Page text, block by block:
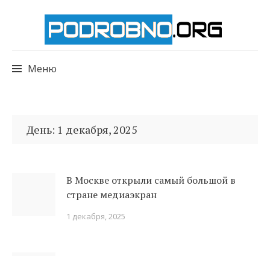
Меню
к
День: 1 декабря, 2025
В Москве открыли самый большой в
стране медиаэкран
1 декабря, 2025